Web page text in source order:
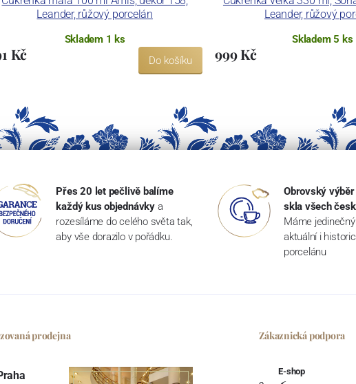
Leander, růžový porcelán
Skladem 1 ks
Kč Do košíku
Leander, růžový
Skladem 5 ks
999 Kč
Přes 20 let pečlivě balíme
každý kus objednávky a
rozesíláme do celého světa tak,
aby vše dorazilo v pořádku.
Obrovský
skla všech
Máme
aktuální i
porcelánu
prodejna Zákaznická podpora
E-shop